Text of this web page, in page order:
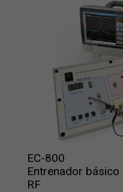
EC-800
Entrenador
RF